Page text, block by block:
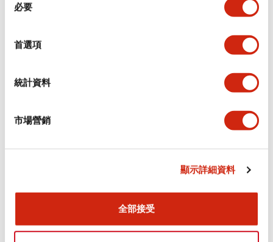
必要
首選項
統計資料
市場營銷
顯示詳細資料
全部接受
環境規範
機械規格
Flush Silhouette LW系列 控制元件 (英文版)